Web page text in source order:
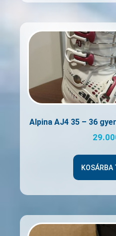
Alpina AJ4 35 – 36
KOSÁRBA